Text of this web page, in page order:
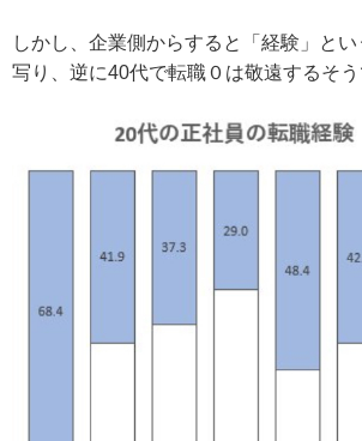
しかし、企業側からすると「経験」と
写り、逆に40代で転職０は敬遠するそう